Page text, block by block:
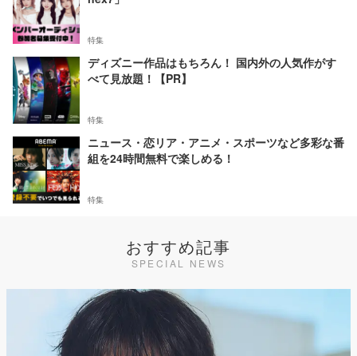
特集
ディズニー作品はもちろん！ 国内外の人気作がす
べて見放題！【PR】
特集
ニュース・恋リア・アニメ・スポーツなど多彩な番
組を24時間無料で楽しめる！
特集
おすすめ記事
SPECIAL NEWS